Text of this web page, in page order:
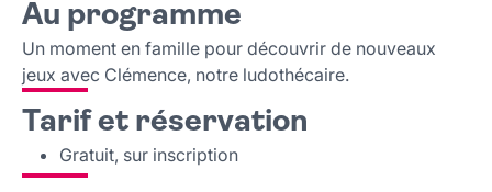
Au programme
Un moment en famille pour découvrir de nouveaux
jeux avec Clémence, notre ludothécaire.
Tarif et réservation
Gratuit, sur inscription